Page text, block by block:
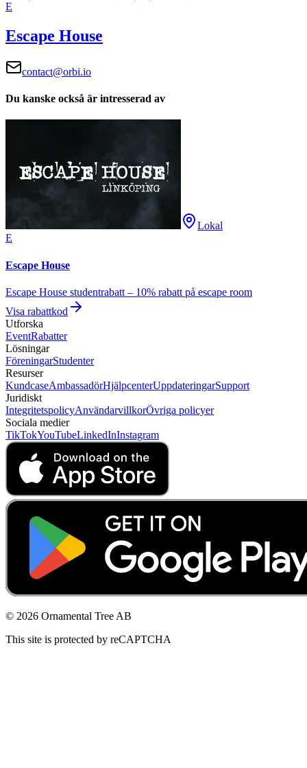
E
Escape House
contact@orbi.io
Du kanske också är intresserad av
Lokal
E
Escape House
Escape House studentrabatt – 10% rabatt på escape room
Visa rabattkod
Utforska
EventRabatter
Lösningar
FöreningarStudenter
Resurser
KundcaseAmbassadörHjälpcenterUppdateringarSupport
Juridiskt
IntegritetspolicyAnvändarvillkorÖvriga policyer
Sociala medier
TikTokYouTubeLinkedInInstagram
© 2026 Ornamental Tree AB
This site is protected by reCAPTCHA